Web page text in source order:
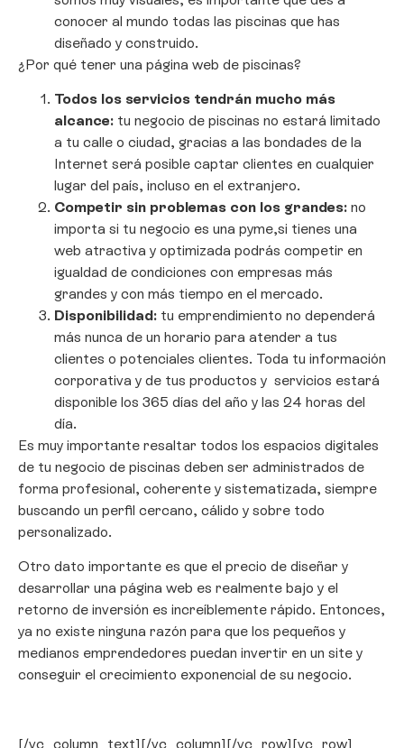
conocer al mundo todas las piscinas que has
diseñado y construido.
¿Por qué tener una página web de piscinas?
Todos los servicios tendrán mucho más
alcance: tu negocio de piscinas no estará limitado
a tu calle o ciudad, gracias a las bondades de la
Internet será posible captar clientes en cualquier
lugar del país, incluso en el extranjero.
Competir sin problemas con los grandes: no
importa si tu negocio es una pyme,si tienes una
web atractiva y optimizada podrás competir en
igualdad de condiciones con empresas más
grandes y con más tiempo en el mercado.
Disponibilidad: tu emprendimiento no dependerá
más nunca de un horario para atender a tus
clientes o potenciales clientes. Toda tu información
corporativa y de tus productos y servicios estará
disponible los 365 días del año y las 24 horas del
día.
Es muy importante resaltar todos los espacios digitales
de tu negocio de piscinas deben ser administrados de
forma profesional, coherente y sistematizada, siempre
buscando un perfil cercano, cálido y sobre todo
personalizado.
Otro dato importante es que el precio de diseñar y
desarrollar una página web es realmente bajo y el
retorno de inversión es increíblemente rápido. Entonces,
ya no existe ninguna razón para que los pequeños y
medianos emprendedores puedan invertir en un site y
conseguir el crecimiento exponencial de su negocio.
[/vc_column_text][/vc_column][/vc_row][vc_row]